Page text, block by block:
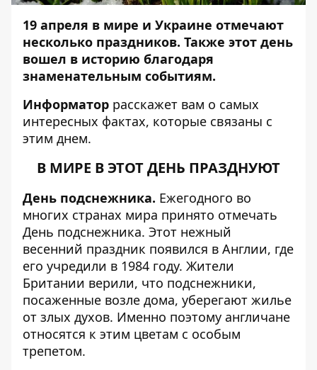
19 апреля в мире и Украине отмечают
несколько праздников. Также этот день
вошел в историю благодаря
знаменательным событиям.
Информатор расскажет вам о самых
интересных фактах, которые связаны с
этим днем.
В МИРЕ В ЭТОТ ДЕНЬ ПРАЗДНУЮТ
День подснежника. Ежегодного во
многих странах мира принято отмечать
День подснежника. Этот нежный
весенний праздник появился в Англии, где
его учредили в 1984 году. Жители
Британии верили, что подснежники,
посаженные возле дома, уберегают жилье
от злых духов. Именно поэтому англичане
относятся к этим цветам с особым
трепетом.